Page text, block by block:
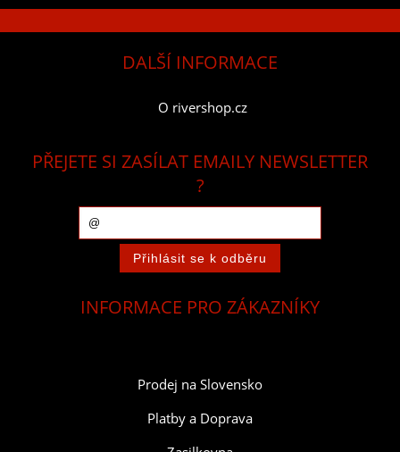
DALŠÍ INFORMACE
O rivershop.cz
PŘEJETE SI ZASÍLAT EMAILY NEWSLETTER
?
INFORMACE PRO ZÁKAZNÍKY
Prodej na Slovensko
Platby a Doprava